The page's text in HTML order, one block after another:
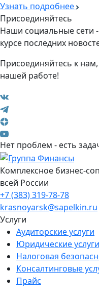
Узнать подробнее
Присоединяйтесь
Наши социальные сети
курсе последних
Присоединяйтесь к
нашей работе!
Нет проблем - есть
Комплексное бизнес-
всей России
+7 (383) 319-78-78
krasnoyarsk@sapelkin.ru
Услуги
Аудиторские услуги
Юридические услуги
Налоговая
Консалтинговые
Прайс